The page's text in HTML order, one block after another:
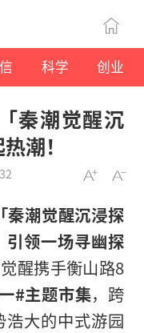
科学 创业
秦潮觉醒沉
潮！
「秦潮觉醒沉浸探
引领一场寻幽探
醒携手衡山路8
#主题市集，跨
大的中式游园